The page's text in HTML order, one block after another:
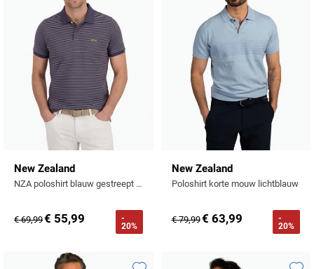
New Zealand
NZA poloshirt blauw gestreept 100% katoen
€ 69,99€ 55,99
-
20%
New Zealand
Poloshirt korte mouw lichtblauw
€ 79,99€ 63,99
-
20%